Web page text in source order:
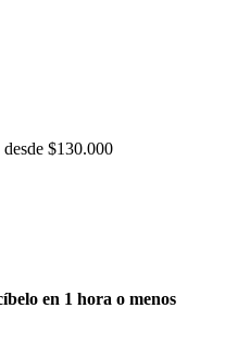
$130.000
en 1 hora o menos